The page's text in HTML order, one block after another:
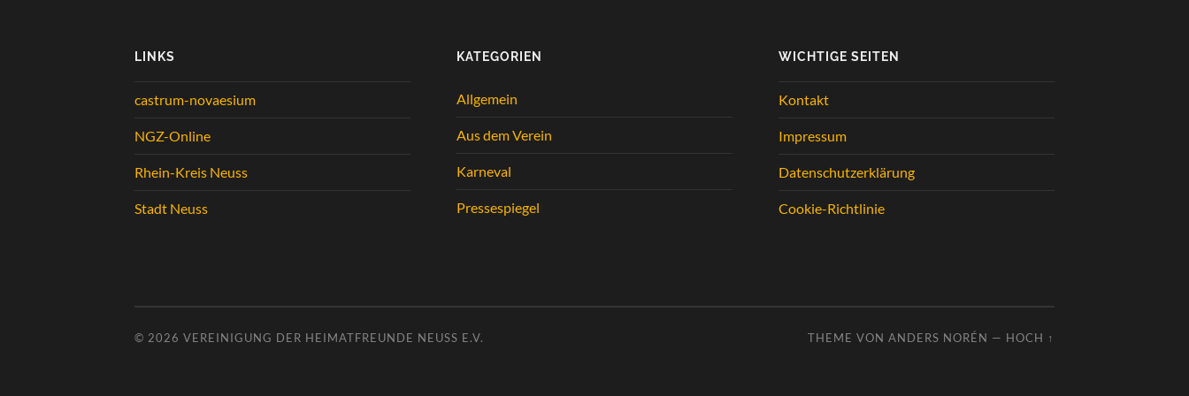
LINKS
castrum-novaesium
NGZ-Online
Rhein-Kreis Neuss
Stadt Neuss
KATEGORIEN
Allgemein
Aus dem Verein
Karneval
Pressespiegel
WICHTIGE SEITEN
Kontakt
Impressum
Datenschutzerklärung
Cookie-Richtlinie
© 2026 VEREINIGUNG DER HEIMATFREUNDE NEUSS E.V. THEME VON ANDERS NORÉN — HOCH ↑